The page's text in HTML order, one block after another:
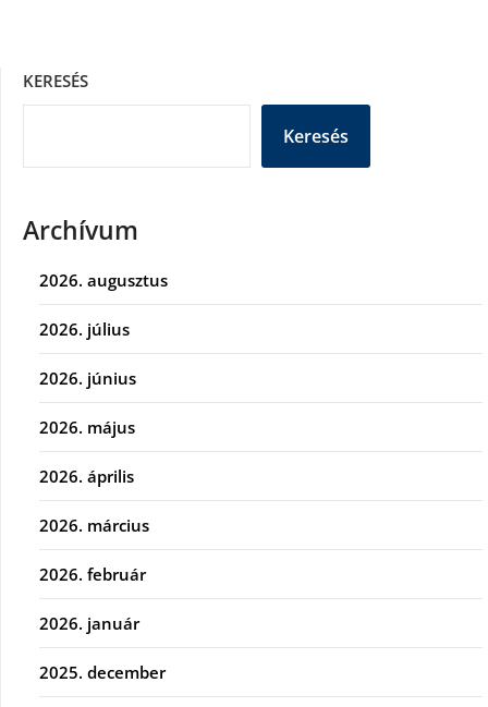
KERESÉS
Keresés
Archívum
2026. augusztus
2026. július
2026. június
2026. május
2026. április
2026. március
2026. február
2026. január
2025. december